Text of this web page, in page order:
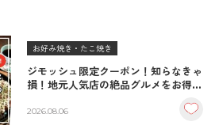
お好み焼き・たこ焼き
ジモッシュ限定クーポン！知らなきゃ
損！地元人気店の絶品グルメをお得に
2026.08.06